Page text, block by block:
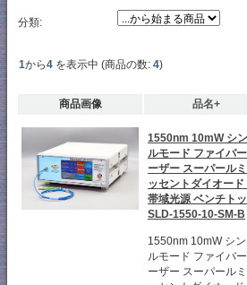
分類:
1から4 を表示中 (商品の数: 4)
商品画像 品名+
1550nm 10mW シ
ルモード ファイバ
ーザー スーパール
ッセントダイオード
帯域光源 ベンチト
SLD-1550-10-SM-B
1550nm 10mW シ
ルモード ファイバ
ーザー スーパール